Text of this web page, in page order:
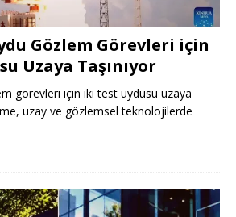
Gözlem Görevleri için
Uzaya Taşınıyor
görevleri için iki test uydusu uzaya
uzay ve gözlemsel teknolojilerde